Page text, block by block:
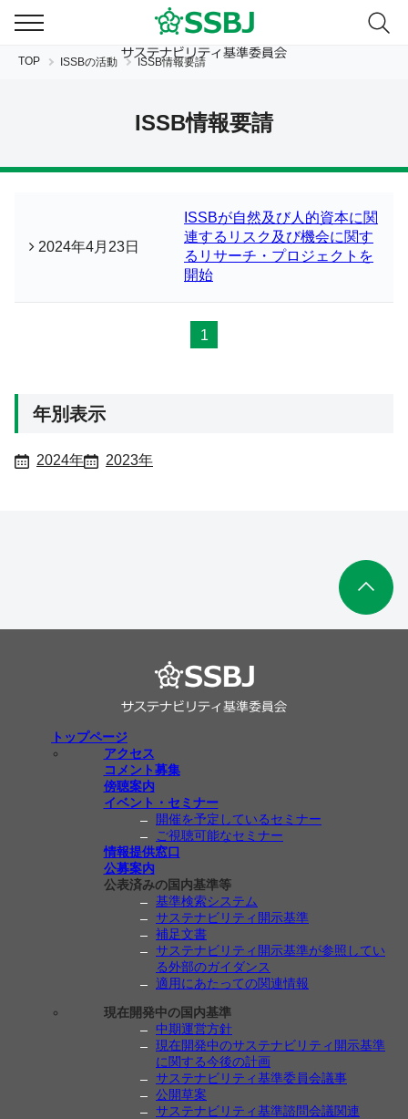
JP EN
TOP ISSBの活動 ISSB情報要請
ISSB情報要請
2024年4月23日
ISSBが自然及び人的資本に関
連するリスク及び機会に関す
るリサーチ・プロジェクトを
開始
1
年別表示
2024年 2023年
トップページ
アクセス
コメント募集
傍聴案内
イベント・セミナー
開催を予定しているセミナー
ご視聴可能なセミナー
情報提供窓口
公募案内
公表済みの国内基準等
基準検索システム
サステナビリティ開示基準
補足文書
サステナビリティ開示基準が参照してい
る外部のガイダンス
適用にあたっての関連情報
現在開発中の国内基準
中期運営方針
現在開発中のサステナビリティ開示基準
に関する今後の計画
サステナビリティ基準委員会議事
公開草案
サステナビリティ基準諮問会議関連